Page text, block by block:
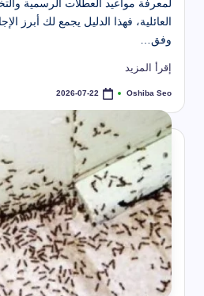
لمعرفة مواعيد العطلات الرسمية
العائلية، فهذا الدليل يجمع لك أبرز
وفق…
إقرأ المزيد
تمّ
بواسطة
Oshiba Seo
2026-07-22